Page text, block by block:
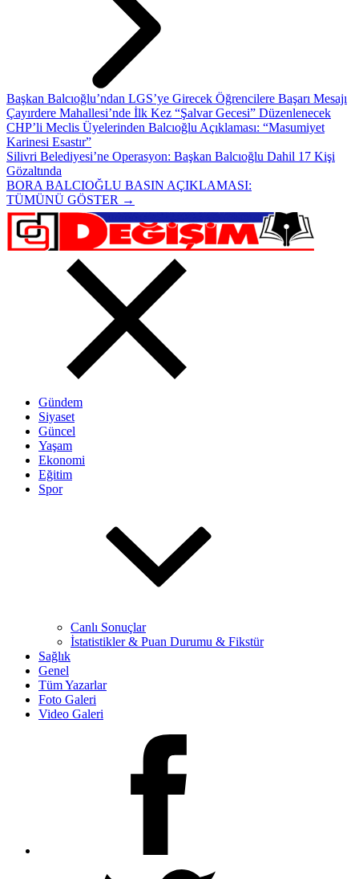
Başkan Balcıoğlu’ndan LGS’ye Girecek Öğrencilere Başarı Mesajı
Çayırdere Mahallesi’nde İlk Kez “Şalvar Gecesi” Düzenlenecek
CHP’li Meclis Üyelerinden Balcıoğlu Açıklaması: “Masumiyet
Karinesi Esastır”
Silivri Belediyesi’ne Operasyon: Başkan Balcıoğlu Dahil 17 Kişi
Gözaltında
BORA BALCIOĞLU BASIN AÇIKLAMASI:
TÜMÜNÜ GÖSTER →
Gündem
Siyaset
Güncel
Yaşam
Ekonomi
Eğitim
Spor
Canlı Sonuçlar
İstatistikler & Puan Durumu & Fikstür
Sağlık
Genel
Tüm Yazarlar
Foto Galeri
Video Galeri